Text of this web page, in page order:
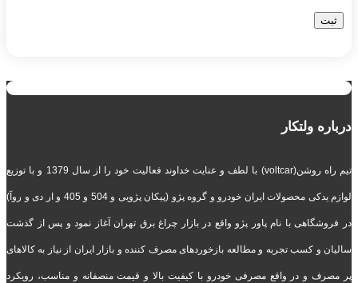
درباره ولتکار
تیم راه روشن(voltcar) با لطف و عنایت خداوند فعالیت خود را از سال 1379 و با توزیع
لوازم یدکی محصولات ایران خودرو و گروه پژو (پیکان پژویی و 504 و 405 و ار دی و روآ)
در فروشگاهی با نام پاور پژو واقع در بازار چراغ برق تهران آغاز نمود و پس از گذشت
سالیان و کسب تجربه و مطالعه بازخوردهای مصرف کننده و بازار ایران از نیاز به کالاهای
پر مصرف و در واقع مصرفی خودرو با کیفیت بالا و قیمت منصفانه و مناسب، رویکرد